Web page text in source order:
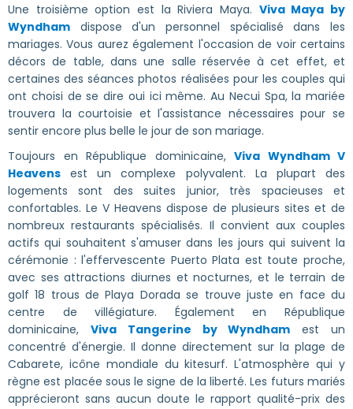
Une troisième option est la Riviera Maya. Viva Maya by
Wyndham dispose d'un personnel spécialisé dans les
mariages. Vous aurez également l'occasion de voir certains
décors de table, dans une salle réservée à cet effet, et
certaines des séances photos réalisées pour les couples qui
ont choisi de se dire oui ici même. Au Necui Spa, la mariée
trouvera la courtoisie et l'assistance nécessaires pour se
sentir encore plus belle le jour de son mariage.
Toujours en République dominicaine, Viva Wyndham V
Heavens est un complexe polyvalent. La plupart des
logements sont des suites junior, très spacieuses et
confortables. Le V Heavens dispose de plusieurs sites et de
nombreux restaurants spécialisés. Il convient aux couples
actifs qui souhaitent s'amuser dans les jours qui suivent la
cérémonie : l'effervescente Puerto Plata est toute proche,
avec ses attractions diurnes et nocturnes, et le terrain de
golf 18 trous de Playa Dorada se trouve juste en face du
centre de villégiature. Également en République
dominicaine, Viva Tangerine by Wyndham est un
concentré d'énergie. Il donne directement sur la plage de
Cabarete, icône mondiale du kitesurf. L'atmosphère qui y
règne est placée sous le signe de la liberté. Les futurs mariés
apprécieront sans aucun doute le rapport qualité-prix des